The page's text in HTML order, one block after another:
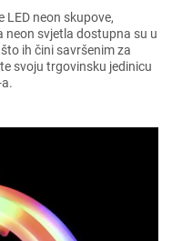
neon skupove,
neon svjetla dostupna su u
ih čini savršenim za
svoju trgovinsku jedinicu